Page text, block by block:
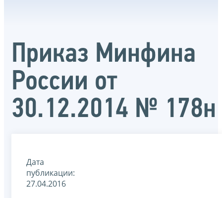
Приказ Минфина
России от
30.12.2014 № 178н
Дата
публикации:
27.04.2016